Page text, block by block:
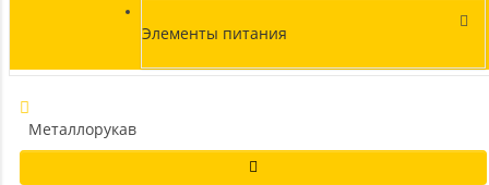
Элементы питания
Металлорукав